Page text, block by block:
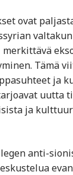
ovat
Tämä
ja
uutta
ja
anti-